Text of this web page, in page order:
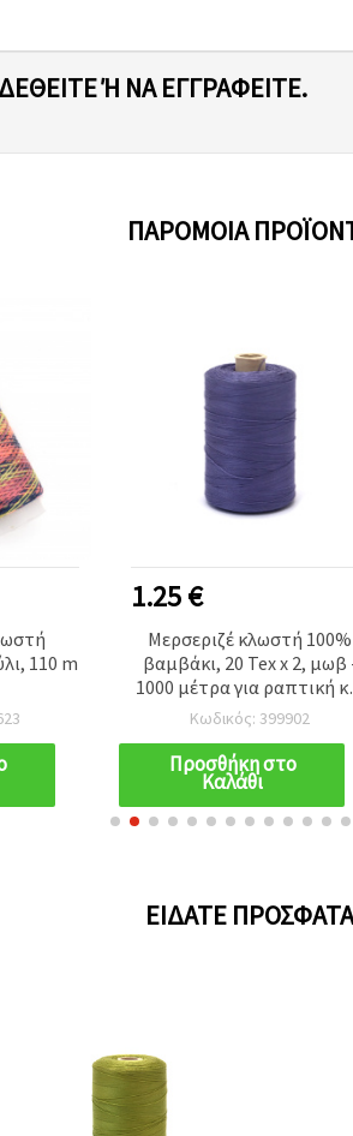
Ή ΝΑ ΕΓΓΡΑΦΕΊΤΕ.
ΠΑΡΌΜΟΙΑ
110 m
1.25 €
Μερσεριζέ κλωστή 100%
βαμβάκι, 20 Tex x 2, μωβ
1000 μέτρα για ραπτική
χειροτεχνίες
Κωδικός: 399902
Προσθήκη στο
Καλάθι
ΕΊΔΑΤΕ ΠΡΌΣΦΑΤΑ